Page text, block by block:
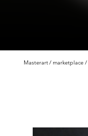
Masterart marketplace